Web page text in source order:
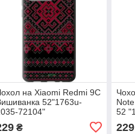
на Xiaomi Redmi 9C
52"1763u-
72104"
₴
52
229